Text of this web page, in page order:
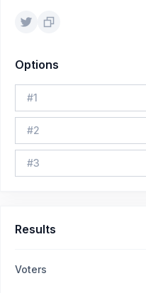
Options
#1
#2
#3
Results
Voters